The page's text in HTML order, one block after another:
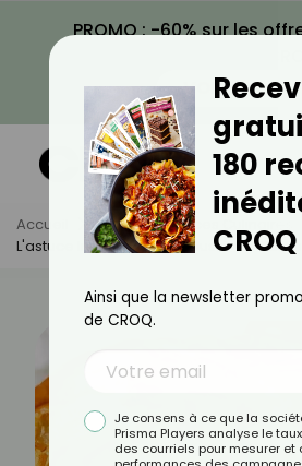
PROMO : -60% sur les
VOIR LA
Accueil Actus
Astuces Culinaires
L'astuce Inratable Pour Réussir Un
180
CROQ
Ainsi que la newsletter
de CROQ.
Je consens à ce que la
Prisma Players analyse le
des courriels pour mesurer et